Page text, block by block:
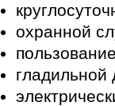
охранной
гладильной